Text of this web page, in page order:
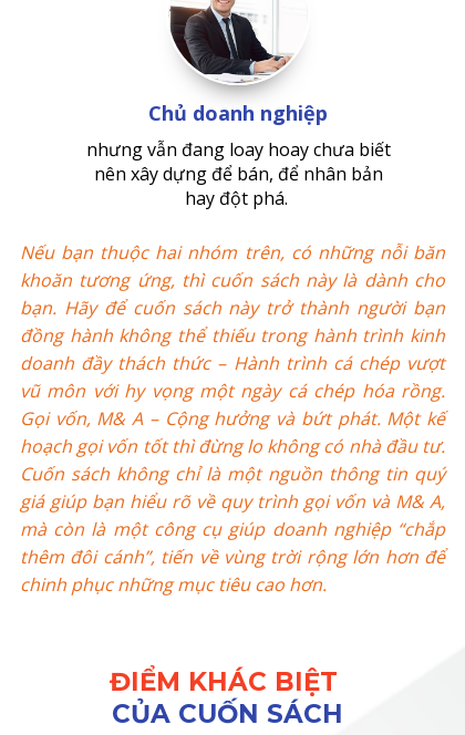
Chủ doanh nghiệp
nhưng vẫn đang loay hoay chưa biết
nên xây dựng để bán, để nhân bản
hay đột phá.
Nếu bạn thuộc hai nhóm trên, có những nỗi băn
khoăn tương ứng, thì cuốn sách này là dành cho
bạn. Hãy để cuốn sách này trở thành người bạn
đồng hành không thể thiếu trong hành trình kinh
doanh đầy thách thức – Hành trình cá chép vượt
vũ môn với hy vọng một ngày cá chép hóa rồng.
Gọi vốn, M& A – Cộng hưởng và bứt phát. Một kế
hoạch gọi vốn tốt thì đừng lo không có nhà đầu tư.
Cuốn sách không chỉ là một nguồn thông tin quý
giá giúp bạn hiểu rõ về quy trình gọi vốn và M& A,
mà còn là một công cụ giúp doanh nghiệp “chắp
thêm đôi cánh”, tiến về vùng trời rộng lớn hơn để
chinh phục những mục tiêu cao hơn.
ĐIỂM KHÁC BIỆT
CỦA CUỐN SÁCH